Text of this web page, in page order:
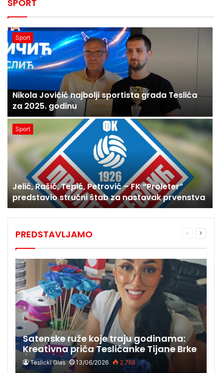
SPORT
Sport
Nikola Jovičić najbolji sportista grada Teslića
za 2025. godinu
Sport
Jelić, Rašić, Tepić, Petrović – FK “Proleter”
predstavio stručni štab za nastavak prvenstva
PREDSTAVLJAMO
Prethodna
Satenske ruže koje traju godinama:
Kreativna priča Teslićanke Tijane Brke
(FOTO)
Teslicki Glas 13/06/2026 2.768